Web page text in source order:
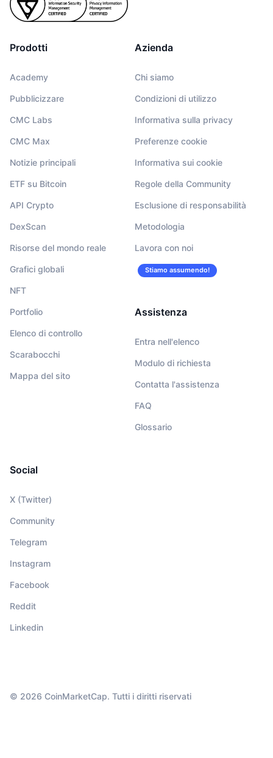
Prodotti
Academy
Pubblicizzare
CMC Labs
CMC Max
Notizie principali
ETF su Bitcoin
API Crypto
DexScan
Risorse del mondo reale
Grafici globali
NFT
Portfolio
Elenco di controllo
Scarabocchi
Mappa del sito
Azienda
Chi siamo
Condizioni di utilizzo
Informativa sulla privacy
Preferenze cookie
Informativa sui cookie
Regole della Community
Esclusione di responsabilità
Metodologia
Lavora con noi
Stiamo assumendo!
Assistenza
Entra nell'elenco
Modulo di richiesta
Contatta l'assistenza
FAQ
Glossario
Social
X (Twitter)
Community
Telegram
Instagram
Facebook
Reddit
Linkedin
© 2026 CoinMarketCap. Tutti i diritti riservati